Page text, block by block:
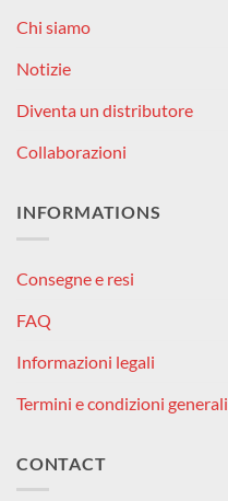
Chi siamo
Notizie
Diventa un distributore
Collaborazioni
INFORMATIONS
Consegne e resi
FAQ
Informazioni legali
Termini e condizioni generali
CONTACT